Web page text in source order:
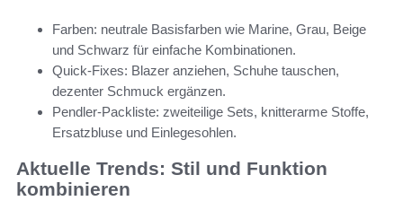
Farben: neutrale Basisfarben wie Marine, Grau, Beige
und Schwarz für einfache Kombinationen.
Quick-Fixes: Blazer anziehen, Schuhe tauschen,
dezenter Schmuck ergänzen.
Pendler-Packliste: zweiteilige Sets, knitterarme Stoffe,
Ersatzbluse und Einlegesohlen.
Aktuelle Trends: Stil und Funktion
kombinieren